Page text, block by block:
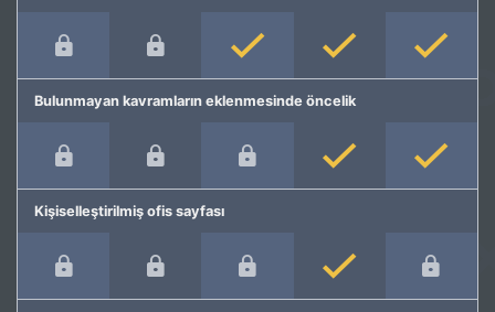
Bulunmayan kavramların eklenmesinde öncelik
Kişiselleştirilmiş ofis sayfası